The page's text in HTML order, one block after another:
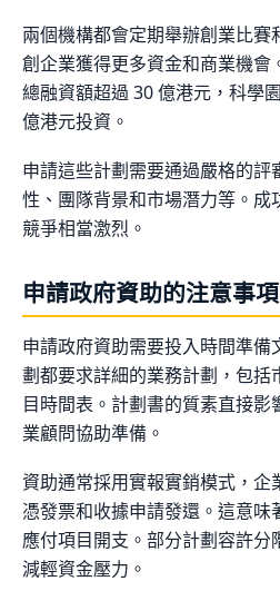
兩個機構都會定期舉辦創業比賽
創企業獲得更多資金和商業機會
總融資額超過 30 億港元，科學
億港元投資。
申請這些計劃需要通過嚴格的評
性、團隊背景和市場潛力等。成
競爭相當激烈。
申請政府資助的注意事項
申請政府資助需要投入時間準
劃都要求詳細的業務計劃，包括
目時間表。計劃書的質素直接
業顧問協助準備。
資助通常採用實報實銷模式，企
憑發票和收據申請發還。這意
應付項目開支。部分計劃容許分
減輕資金壓力。